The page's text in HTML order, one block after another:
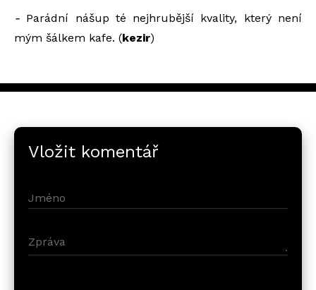
- Parádní nášup té nejhrubější kvality, který není
mým šálkem kafe. (kezir)
Vložit komentář